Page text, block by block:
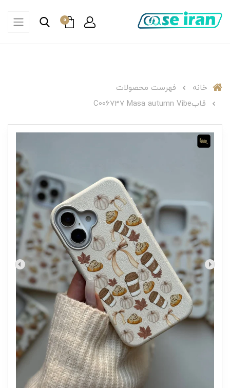
0
خانه
فهرست محصولات
قابC006737 Masa autumn Vibe